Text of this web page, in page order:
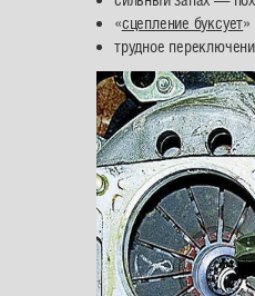
«сцепление буксует»
трудное